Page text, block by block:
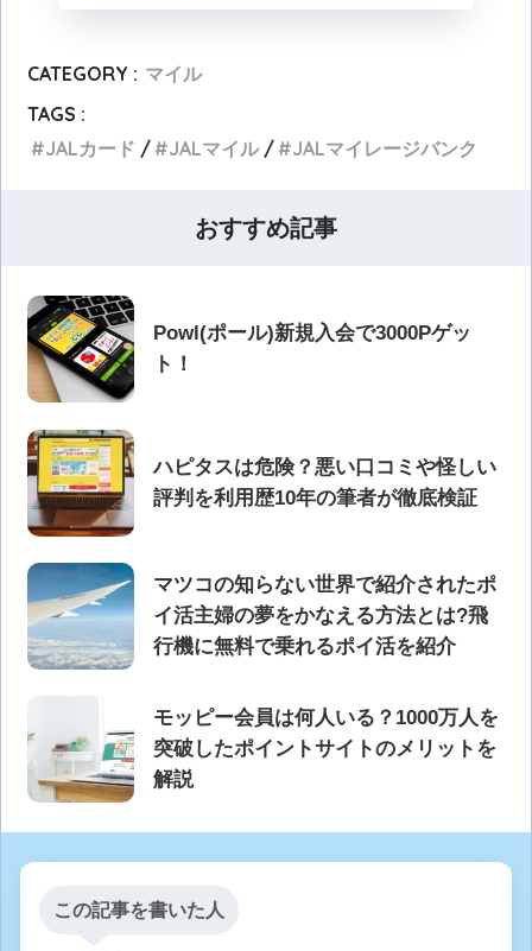
CATEGORY : マイル
TAGS :
JALカード
JALマイル JALマイレージバンク
おすすめ記事
Powl(ポール)新規入会で3000Pゲッ
ト！
ハピタスは危険？悪い口コミや怪しい
評判を利用歴10年の筆者が徹底検証
マツコの知らない世界で紹介されたポ
イ活主婦の夢をかなえる方法とは?飛
行機に無料で乗れるポイ活を紹介
モッピー会員は何人いる？1000万人を
突破したポイントサイトのメリットを
解説
この記事を書いた人